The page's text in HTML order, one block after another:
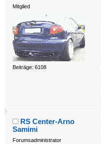
Mitglied
Beiträge: 6108
RS Center-Arno
Samimi
Forumsadministrator